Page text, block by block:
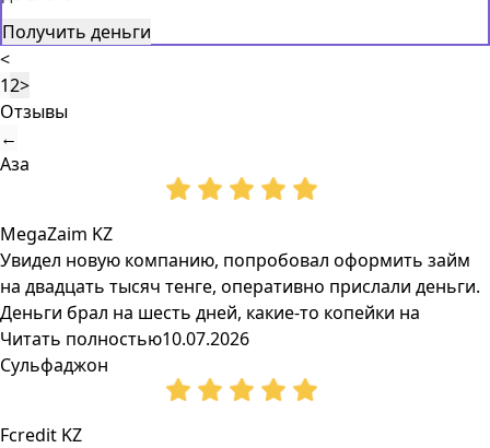
Получить деньги
<
12>
Отзывы
←
Аза
MegaZaim KZ
Увидел новую компанию, попробовал оформить займ
на двадцать тысяч тенге, оперативно прислали деньги.
Деньги брал на шесть дней, какие-то копейки на
Читать полностью10.07.2026
Сульфаджон
Fcredit KZ